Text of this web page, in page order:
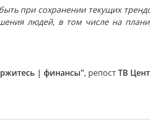
при сохранении текущих
людей, в том числе на
| финансы", репостТВ